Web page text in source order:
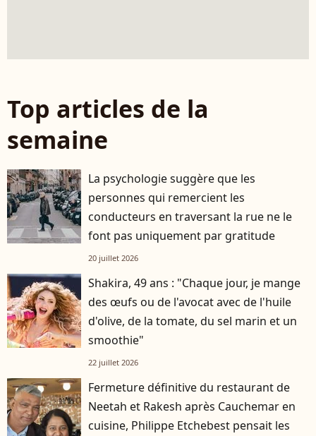
Top articles de la
semaine
La psychologie suggère que les
personnes qui remercient les
conducteurs en traversant la rue ne le
font pas uniquement par gratitude
20 juillet 2026
Shakira, 49 ans : "Chaque jour, je mange
des œufs ou de l'avocat avec de l'huile
d'olive, de la tomate, du sel marin et un
smoothie"
22 juillet 2026
Fermeture définitive du restaurant de
Neetah et Rakesh après Cauchemar en
cuisine, Philippe Etchebest pensait les